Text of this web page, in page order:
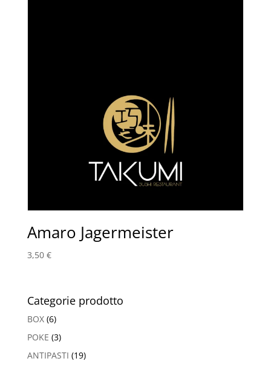
Amaro Jagermeister
3,50 €
Categorie prodotto
BOX (6)
POKE (3)
ANTIPASTI (19)